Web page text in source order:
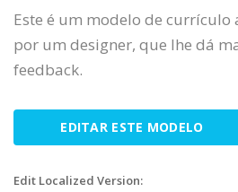
Este é um modelo de currículo
por um designer, que lhe dá
feedback.
EDITAR ESTE MODELO
Edit Localized Version: